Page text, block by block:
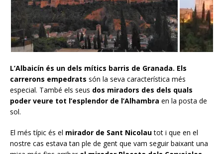
L’Albaicín és un dels mítics barris de Granada. Els
carrerons empedrats són la seva característica més
especial. També els seus dos miradors des dels quals
poder veure tot l’esplendor de l’Alhambra en la posta de
sol.
El més típic és el mirador de Sant Nicolautot i que en el
nostre cas estava tan ple de gent que vam seguir baixant una